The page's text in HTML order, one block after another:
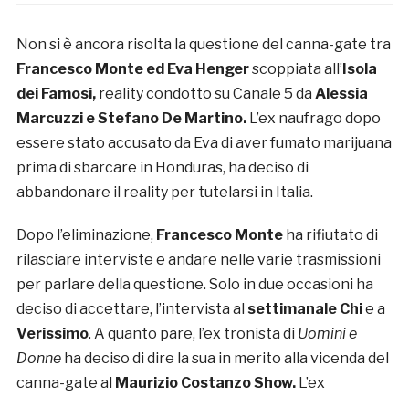
Non si è ancora risolta la questione del canna-gate tra
Francesco Monte ed Eva Hengerscoppiata all’ Isola
dei Famosi, reality condotto su Canale 5 da Alessia
Marcuzzi e Stefano De Martino. L’ex naufrago dopo
essere stato accusato da Eva di aver fumato marijuana
prima di sbarcare in Honduras, ha deciso di
abbandonare il reality per tutelarsi in Italia.
Dopo l’eliminazione, Francesco Monteha rifiutato di
rilasciare interviste e andare nelle varie trasmissioni
per parlare della questione. Solo in due occasioni ha
deciso di accettare, l’intervista al settimanale Chie a
Verissimo. A quanto pare, l’ex tronista di Uomini e
Donne ha deciso di dire la sua in merito alla vicenda del
canna-gate al Maurizio Costanzo Show. L’ex